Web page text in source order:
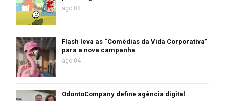
ago 03
Flash leva as “Comédias da Vida Corporativa”
para a nova campanha
ago 04
OdontoCompany define agência digital